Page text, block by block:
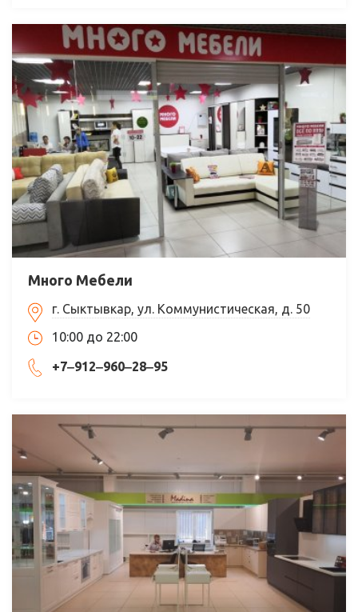
Много Мебели
г. Сыктывкар, ул. Коммунистическая, д. 50
10:00 до 22:00
+7‒912‒960‒28‒95